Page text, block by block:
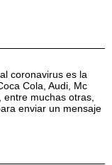
coronavirus es la
Cola, Audi, Mc
entre muchas otras,
enviar un mensaje